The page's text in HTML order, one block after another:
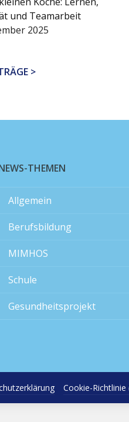
und Teamarbeit
2025
>
THEMEN
Allgemein
Berufsbildung
MIMHOS
Schule
Gesundheitsprojekt
Cookie-Richtlinie